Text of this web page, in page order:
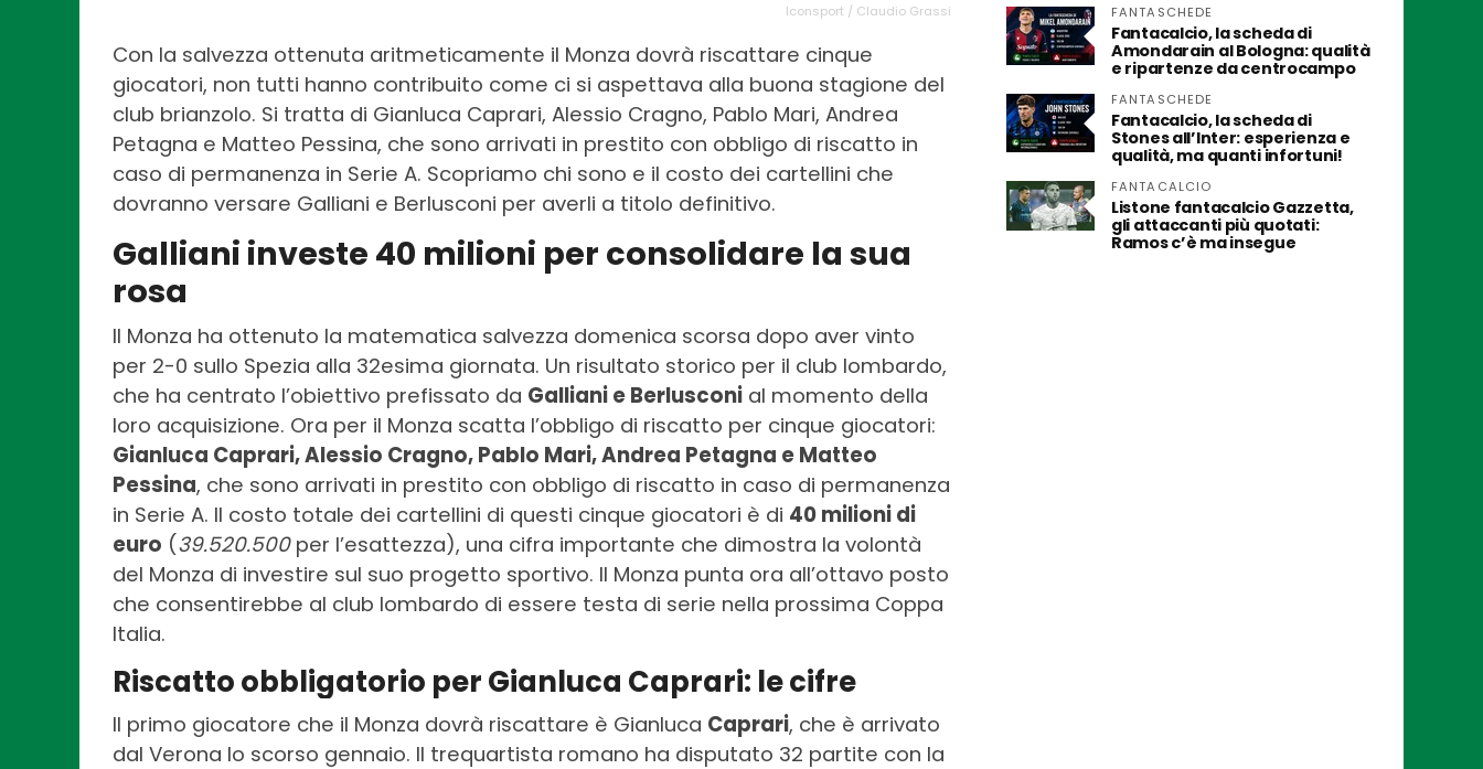
Iconsport / Claudio Grassi
Con la salvezza ottenuta aritmeticamente il Monza dovrà riscattare cinque
giocatori, non tutti hanno contribuito come ci si aspettava alla buona stagione del
club brianzolo. Si tratta di Gianluca Caprari, Alessio Cragno, Pablo Mari, Andrea
Petagna e Matteo Pessina, che sono arrivati in prestito con obbligo di riscatto in
caso di permanenza in Serie A. Scopriamo chi sono e il costo dei cartellini che
dovranno versare Galliani e Berlusconi per averli a titolo definitivo.
Galliani investe 40 milioni per consolidare la sua
rosa
Il Monza ha ottenuto la matematica salvezza domenica scorsa dopo aver vinto
per 2-0 sullo Spezia alla 32esima giornata. Un risultato storico per il club lombardo,
che ha centrato l’obiettivo prefissato da Galliani e Berlusconi al momento della
loro acquisizione. Ora per il Monza scatta l’obbligo di riscatto per cinque giocatori:
Gianluca Caprari, Alessio Cragno, Pablo Mari, Andrea Petagna e Matteo
Pessina, che sono arrivati in prestito con obbligo di riscatto in caso di permanenza
in Serie A. Il costo totale dei cartellini di questi cinque giocatori è di 40 milioni di
euro (39.520.500per l’esattezza), una cifra importante che dimostra la volontà
del Monza di investire sul suo progetto sportivo. Il Monza punta ora all’ottavo posto
che consentirebbe al club lombardo di essere testa di serie nella prossima Coppa
Italia.
Riscatto obbligatorio per Gianluca Caprari: le cifre
Il primo giocatore che il Monza dovrà riscattare è Gianluca Caprari, che è arrivato
dal Verona lo scorso gennaio. Il trequartista romano ha disputato 32 partite con la
FANTASCHEDE
Fantacalcio, la scheda di
Amondarain al Bologna: qualità
e ripartenze da centrocampo
FANTASCHEDE
Fantacalcio, la scheda di
Stones all’Inter: esperienza e
qualità, ma quanti infortuni!
FANTACALCIO
Listone fantacalcio Gazzetta,
gli attaccanti più quotati:
Ramos c’è ma insegue